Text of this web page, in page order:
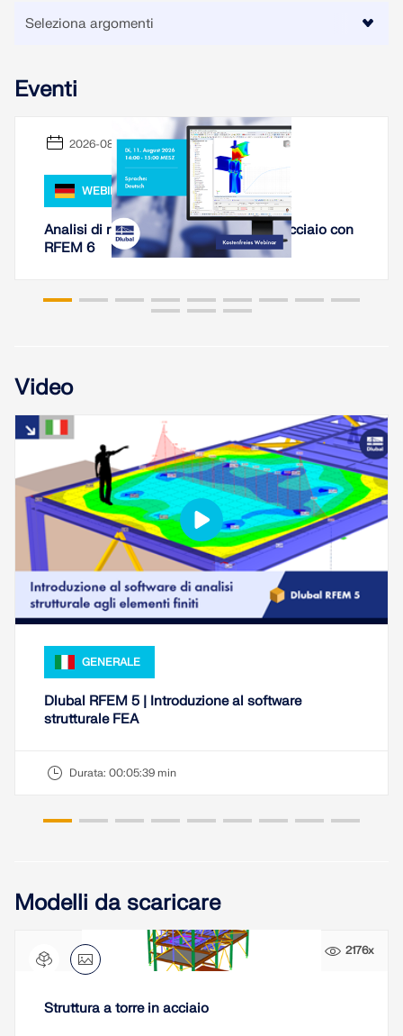
Eventi
2026-08-11
WEBINAR
Analisi di rigidezza di collegamenti in acciaio con
RFEM 6
Video
GENERALE
Dlubal RFEM 5 | Introduzione al software
strutturale FEA
Durata: 00:05:39 min
Modelli da scaricare
2176x
Struttura a torre in acciaio